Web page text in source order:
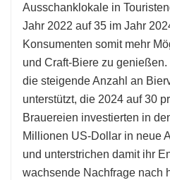
Ausschanklokale in
Jahr 2022 auf 35 im Jahr
Konsumenten somit mehr
und Craft-Biere zu
die steigende Anzahl an
unterstützt, die 2024 auf 30
Brauereien investierten in
Millionen US-Dollar in neue
und unterstrichen damit ihr
wachsende Nachfrage nach